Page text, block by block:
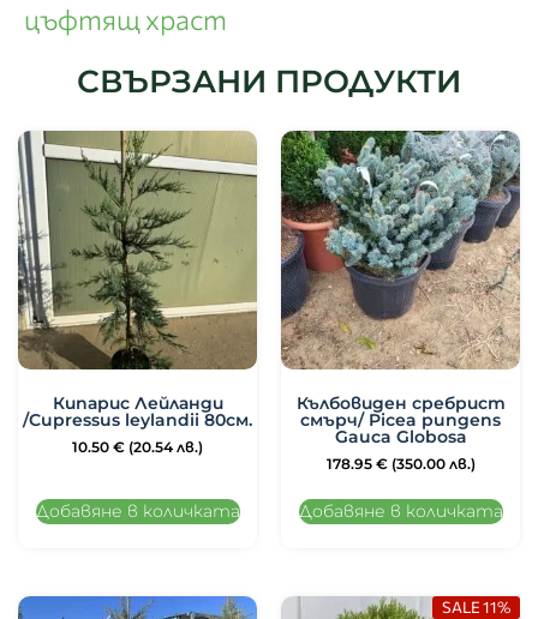
цъфтящ храст
СВЪРЗАНИ ПРОДУКТИ
Кипарис Лейланди
/Cupressus leylandii 80см.
10.50 € (20.54 лв.)
Добавяне в количката
Кълбовиден сребрист
смърч/ Picea pungens
Gauca Globosa
178.95 € (350.00 лв.)
Добавяне в количката
SALE 11%